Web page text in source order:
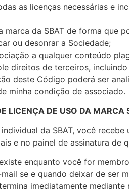
as licenças necessárias e
marca da SBAT de forma que
ou desonrar a Sociedade;
a qualquer conteúdo
direitos de terceiros,
deste Código poderá ser
minha condição de associado.
LICENÇA DE USO DA
da SBAT, você
e no painel de assinatura
enquanto você for
se e quando deixar de ser
imediatamente